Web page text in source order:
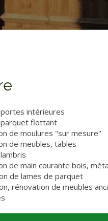
intérieures
flottant
de moulures "sur mesure"
de meubles, tables
de main courante bois,
de lames de parquet
rénovation de meubles